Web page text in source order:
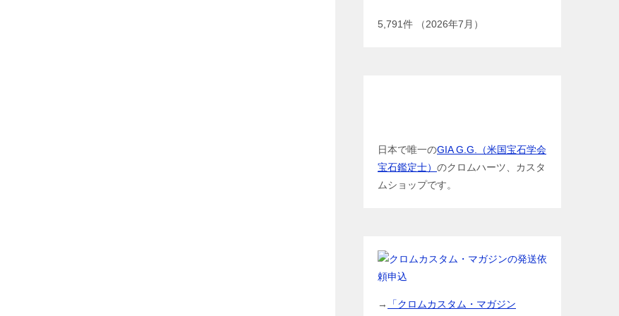
5,791件 （2026年7月）
日本で唯一のGIA G.G.（米国宝石学会
宝石鑑定士） のクロムハーツ、カスタ
ムショップです。
→
「クロムカスタム・マガジン